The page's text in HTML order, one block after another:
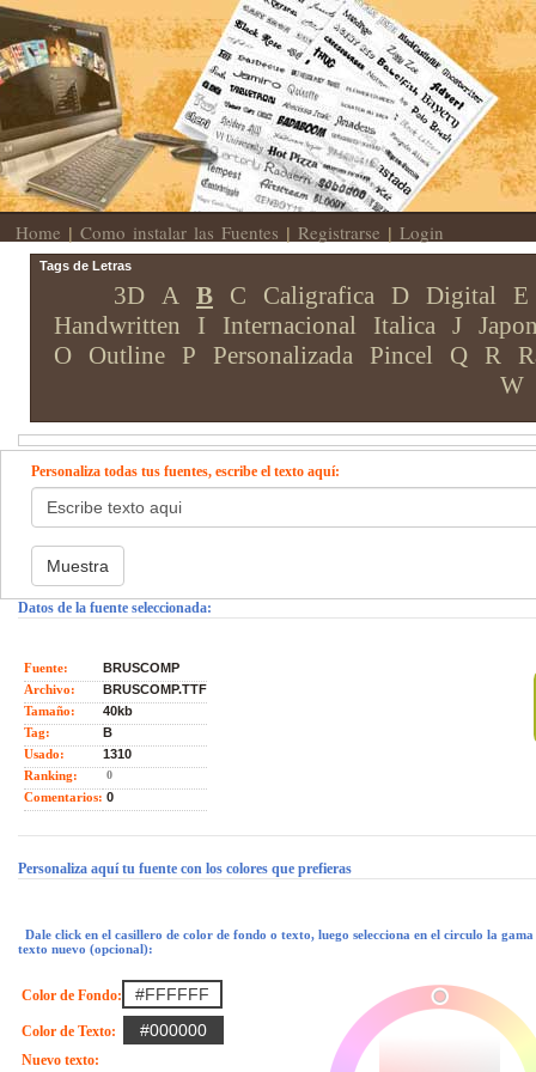
Home | Como instalar las Fuentes | Registrarse | Login
Tags de Letras
3D A B C Caligrafica D Digital E
Handwritten
I Internacional Italica J
O
Outline P Personalizada Pincel Q R
W
Personaliza todas tus fuentes, escribe el texto aquí:
Datos de la fuente seleccionada:
Fuente:
BRUSCOMP
Archivo:
BRUSCOMP.TTF
Tamaño:
40kb
Tag:
B
Usado:
1310
Ranking:
0
Comentarios: 0
Personaliza aquí tu fuente con los colores que prefieras
Dale click en el casillero de color de fondo o texto, luego selecciona en el circulo la gama
texto nuevo (opcional):
Color de Fondo:
Color de Texto:
Nuevo texto: